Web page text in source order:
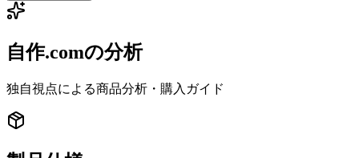
自作.comの分析
独自視点による商品分析・購入ガイド